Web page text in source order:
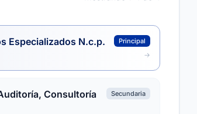
Especializados N.c.p. Principal
Consultoría
Secundaria